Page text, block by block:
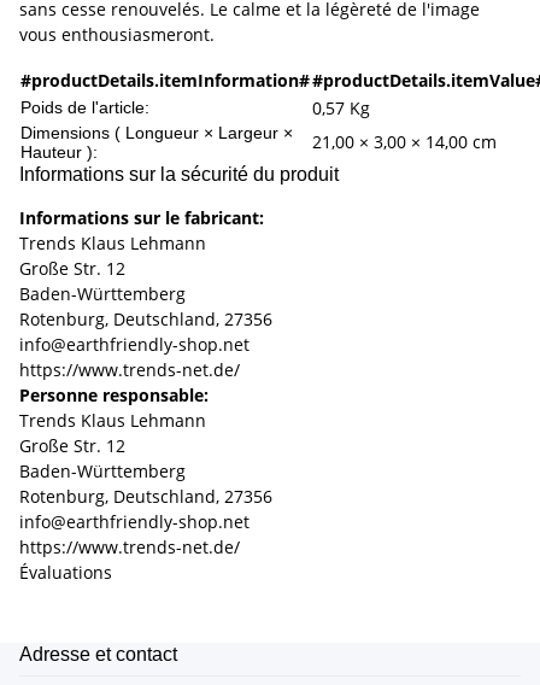
sans cesse renouvelés. Le calme et la légèreté de l'image
vous enthousiasmeront.
#productDetails.itemInformation#
Poids de l'article: 0,57 Kg
Dimensions ( Longueur × Largeur ×
Hauteur ):
21,00 × 3,00 × 14,00 cm
Informations sur la sécurité du produit
Informations sur le fabricant:
Trends Klaus Lehmann
Große Str. 12
Baden-Württemberg
Rotenburg, Deutschland, 27356
info@earthfriendly-shop.net
https://www.trends-net.de/
Personne responsable:
Trends Klaus Lehmann
Große Str. 12
Baden-Württemberg
Rotenburg, Deutschland, 27356
info@earthfriendly-shop.net
https://www.trends-net.de/
Évaluations
Adresse et contact